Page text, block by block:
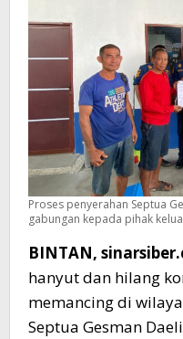
Proses penyerahan Septua
gabungan kepada pihak
BINTAN,
hanyut dan hilang
memancing di
Septua Gesman